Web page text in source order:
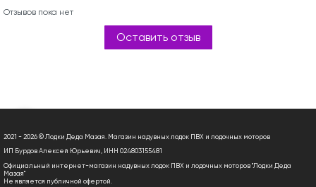
Отзывов пока нет
Оставить отзыв
2021 - 2026 © Лодки Деда Мазая. Магазин надувных лодок ПВХ и лодочных моторов
ИП Бурдов Алексей Юрьевич, ИНН 024803155481
Официальный интернет-магазин надувных лодок ПВХ и лодочных моторов "Лодки Деда
Мазая"
Не является публичной офертой.